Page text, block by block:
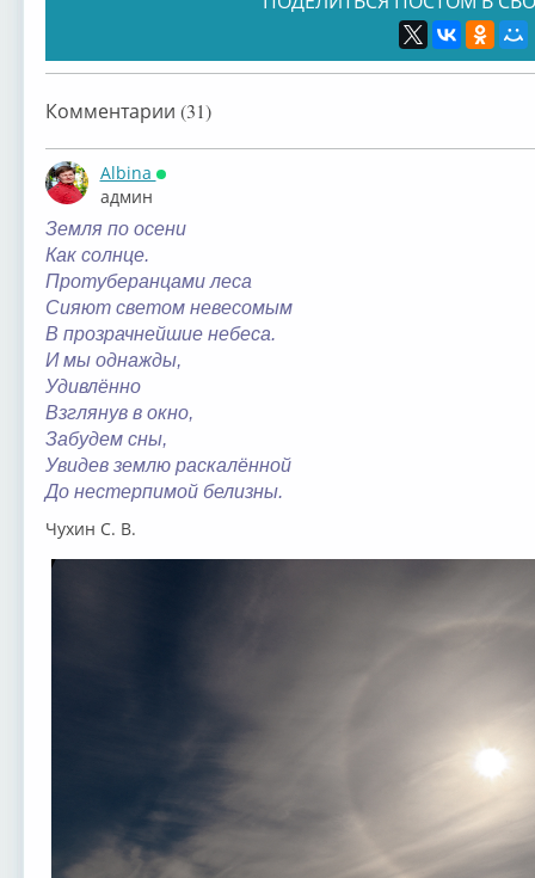
Комментарии (31)
Albina
Онлайн
админ
Земля по осени
Как солнце.
Протуберанцами леса
Сияют светом невесомым
В прозрачнейшие небеса.
И мы однажды,
Удивлённо
Взглянув в окно,
Забудем сны,
Увидев землю раскалённой
До нестерпимой белизны.
Чухин С. В.